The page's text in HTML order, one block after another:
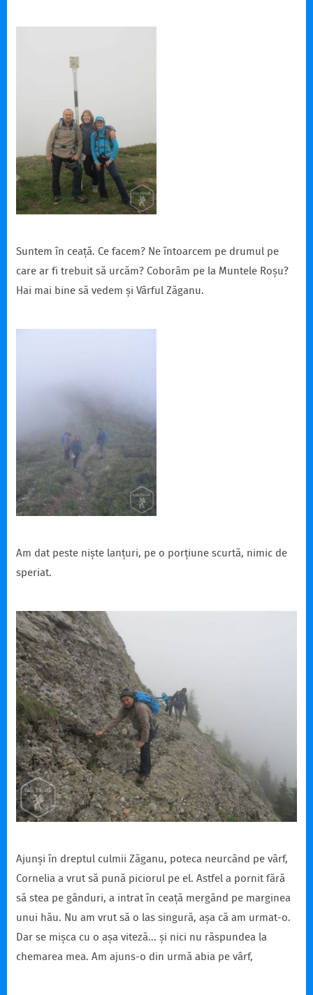
Suntem în ceață. Ce facem? Ne întoarcem pe drumul pe
care ar fi trebuit să urcăm? Coborâm pe la Muntele Roșu?
Hai mai bine să vedem și Vârful Zăganu.
Am dat peste niște lanțuri, pe o porțiune scurtă, nimic de
speriat.
Ajunși în dreptul culmii Zăganu, poteca neurcând pe vârf,
Cornelia a vrut să pună piciorul pe el. Astfel a pornit fără
să stea pe gânduri, a intrat în ceață mergând pe marginea
unui hău. Nu am vrut să o las singură, așa că am urmat-o.
Dar se mișca cu o așa viteză... și nici nu răspundea la
chemarea mea. Am ajuns-o din urmă abia pe vârf,